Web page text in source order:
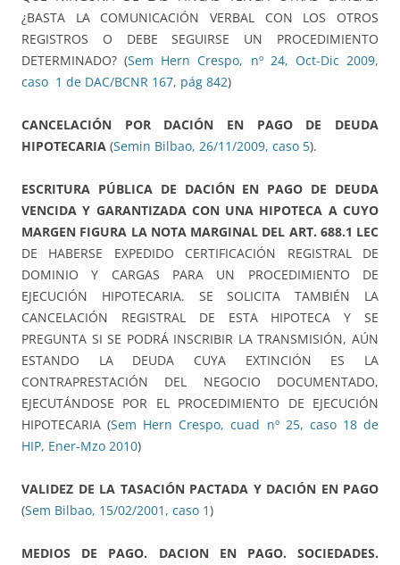
¿BASTA LA COMUNICACIÓN VERBAL CON LOS OTROS
REGISTROS O DEBE SEGUIRSE UN PROCEDIMIENTO
DETERMINADO? (Sem Hern Crespo, nº 24, Oct-Dic 2009,
caso 1 de DAC/BCNR 167, pág 842)
CANCELACIÓN POR DACIÓN EN PAGO DE DEUDA
HIPOTECARIA (Semin Bilbao, 26/11/2009, caso 5).
ESCRITURA PÚBLICA DE DACIÓN EN PAGO DE DEUDA
VENCIDA Y GARANTIZADA CON UNA HIPOTECA A CUYO
MARGEN FIGURA LA NOTA MARGINAL DEL ART. 688.1 LEC
DE HABERSE EXPEDIDO CERTIFICACIÓN REGISTRAL DE
DOMINIO Y CARGAS PARA UN PROCEDIMIENTO DE
EJECUCIÓN HIPOTECARIA. SE SOLICITA TAMBIÉN LA
CANCELACIÓN REGISTRAL DE ESTA HIPOTECA Y SE
PREGUNTA SI SE PODRÁ INSCRIBIR LA TRANSMISIÓN, AÚN
ESTANDO LA DEUDA CUYA EXTINCIÓN ES LA
CONTRAPRESTACIÓN DEL NEGOCIO DOCUMENTADO,
EJECUTÁNDOSE POR EL PROCEDIMIENTO DE EJECUCIÓN
HIPOTECARIA (Sem Hern Crespo, cuad nº 25, caso 18 de
HIP, Ener-Mzo 2010)
VALIDEZ DE LA TASACIÓN PACTADA Y DACIÓN EN PAGO
(Sem Bilbao, 15/02/2001, caso 1)
MEDIOS DE PAGO. DACION EN PAGO. SOCIEDADES.